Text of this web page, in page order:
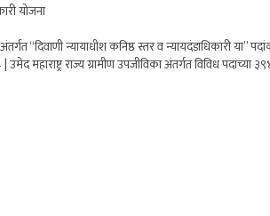
योजना
“दिवाणी न्यायाधीश कनिष्ठ स्तर व न्यायदंडाधिकारी या”
महाराष्ट्र राज्य ग्रामीण उपजीविका अंतर्गत विविध पदांच्या